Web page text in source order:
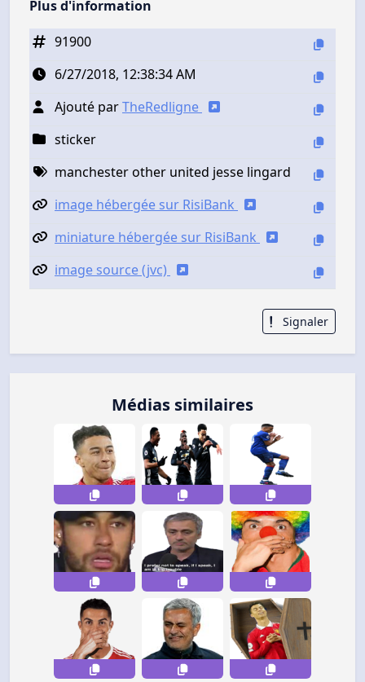
Plus d'information
91900
6/27/2018, 12:38:34 AM
Ajouté parTheRedligne
sticker
manchester other united jesse lingard
image hébergée sur RisiBank
miniature hébergée sur RisiBank
image source (jvc)
Signaler
Médias similaires